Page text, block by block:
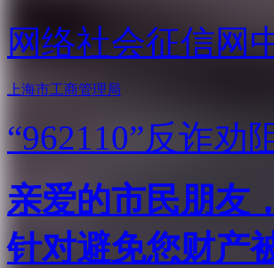
网络社会征信网
上海市工商管理局
“962110”反诈劝
亲爱的市民朋友
针对避免您财产